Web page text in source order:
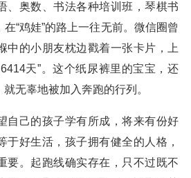
、奥数、书法各种培训班，琴棋书
“鸡娃”的路上一往无前。微信圈曾
中的小朋友枕边戳着一张卡片，上
天”。这个纸尿裤里的宝宝，还
无辜地被加入奔跑的行列。
己的孩子学有所成，将来有份好
于好生活，孩子拥有健全的人格，
要。起跑线确实存在，只不过既不